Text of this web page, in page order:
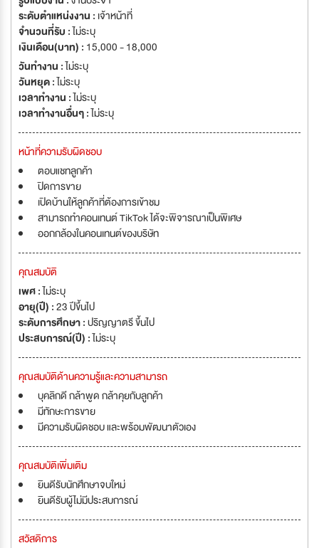
ระดับตำแหน่งงาน : เจ้าหน้าที่
จำนวนที่รับ :ไม่ระบุ
เงินเดือน(บาท) : 15,000 - 18,000
วันทำงาน :ไม่ระบุ
วันหยุด :ไม่ระบุ
เวลาทำงาน :ไม่ระบุ
เวลาทำงานอื่นๆ :ไม่ระบุ
หน้าที่ความรับผิดชอบ
ตอบแชทลูกค้า
ปิดการขาย
เปิดบ้านให้ลูกค้าที่ต้องการเข้าชม
สามารถทำคอนเทนต์ TikTok ได้จะพิจารณาเป็นพิเศษ
ออกกล้องในคอนเทนต์ของบริษัท
คุณสมบัติ
เพศ :ไม่ระบุ
อายุ(ปี) :23 ปีขึ้นไป
ระดับการศึกษา :ปริญญาตรี ขึ้นไป
ประสบการณ์(ปี) :ไม่ระบุ
คุณสมบัติด้านความรู้และความสามารถ
บุคลิกดี กล้าพูด กล้าคุยกับลูกค้า
มีทักษะการขาย
มีความรับผิดชอบ และพร้อมพัฒนาตัวเอง
คุณสมบัติเพิ่มเติม
ยินดีรับนักศึกษาจบใหม่
ยินดีรับผู้ไม่มีประสบการณ์
สวัสดิการ